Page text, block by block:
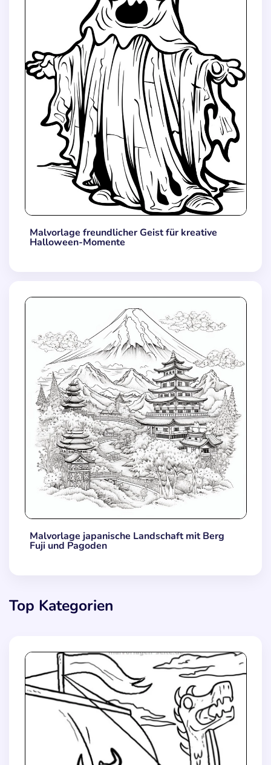
Malvorlage freundlicher Geist für kreative
Halloween-Momente
Malvorlage japanische Landschaft mit Berg
Fuji und Pagoden
Top Kategorien